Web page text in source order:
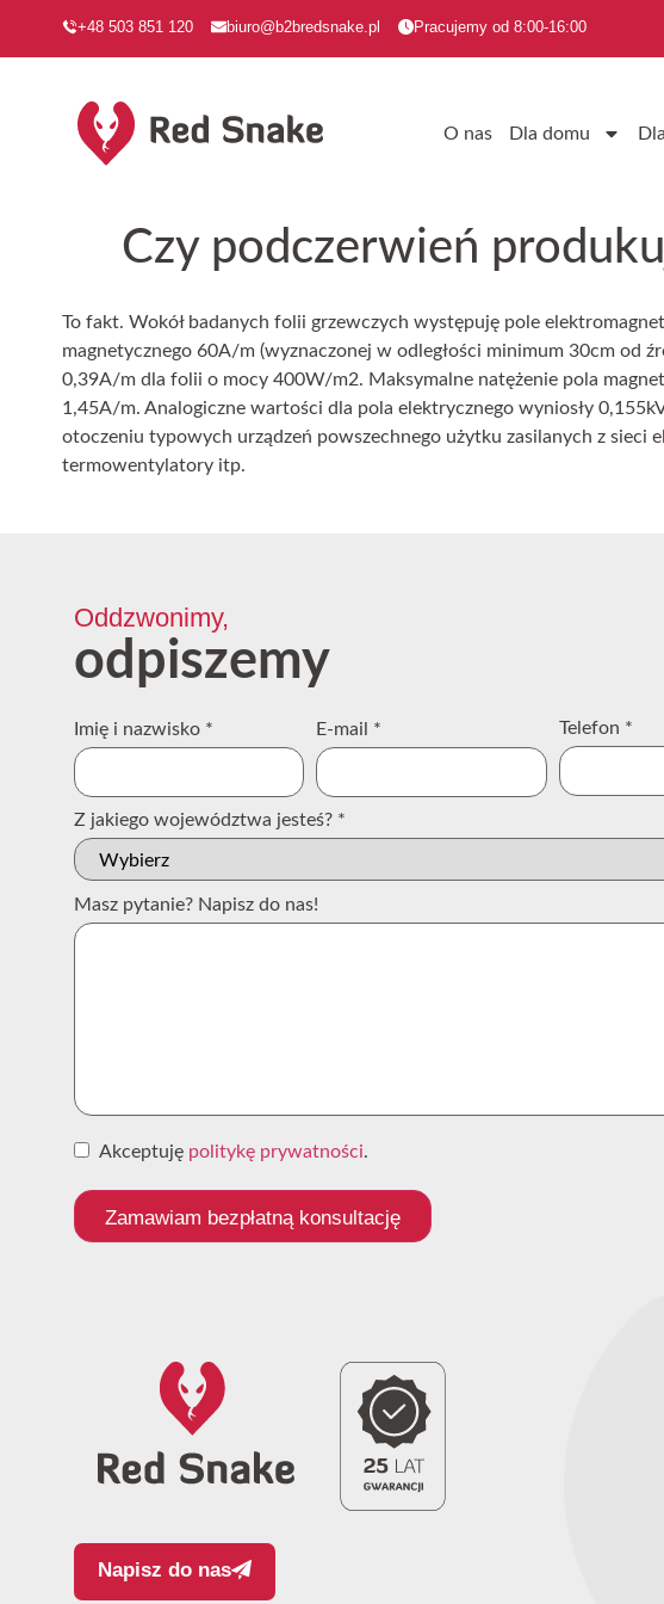
+48 503 851 120 biuro@b2bredsnake.pl Pracujemy od 8:00-16:00
O nas Dla domu
Czy podczerwień
To fakt. Wokół badanych folii grzewczych występuję pole
magnetycznego 60A/m (wyznaczonej w odległości minimum 30cm od
0,39A/m dla folii o mocy 400W/m2. Maksymalne natężenie pola
1,45A/m. Analogiczne wartości dla pola elektrycznego wyniosły
otoczeniu typowych urządzeń powszechnego użytku zasilanych z sieci
termowentylatory itp.
Oddzwonimy,
odpiszemy
Imię i nazwisko * E-mail * Telefon *
Z jakiego województwa jesteś? *
Masz pytanie? Napisz do nas!
Akceptuję politykę prywatności.
Zamawiam bezpłatną konsultację
Napisz do nas